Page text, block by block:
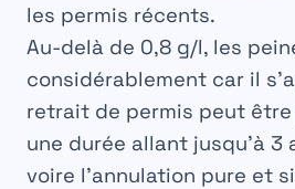
les permis récents.
Au-delà de 0,8 g/l, les
considérablement car il
retrait de permis peut
une durée allant jusqu’à 3
voire l’annulation pure et